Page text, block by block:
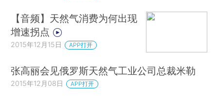
【音频】天然气消费为何出现
增速拐点
2015年12月15日 APP打开
张高丽会见俄罗斯天然气工业公司总裁米勒
2015年12月08日 APP打开